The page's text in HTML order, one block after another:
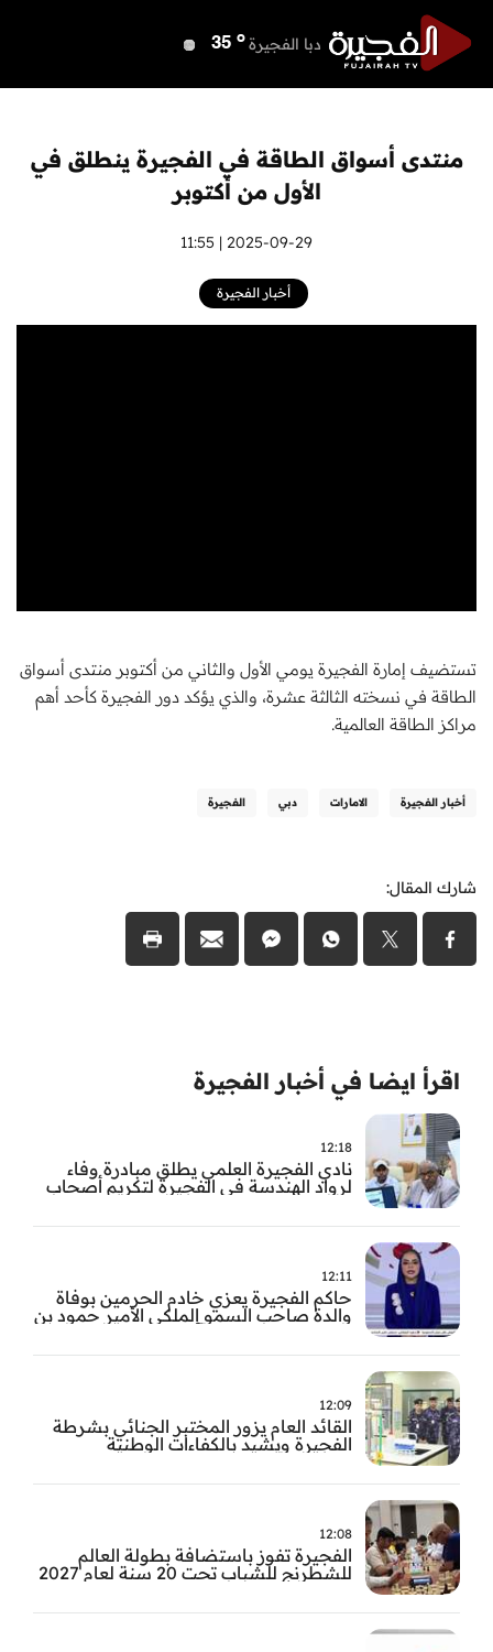
دبا الفجيرة 35 o
عجمان
أم القيوين 37 o
راس الخيمةo
الفجيرة 34 o
منتدى أسواق الطاقة في الفجيرة ينطلق في
الأول من أكتوبر
2025-09-29 | 11:55
أخبار الفجيرة
تستضيف إمارة الفجيرة يومي الأول والثاني من أكتوبر منتدى أسواق
الطاقة في نسخته الثالثة عشرة، والذي يؤكد دور الفجيرة كأحد أهم
مراكز الطاقة العالمية.
أخبار الفجيرة الامارات دبي الفجيرة
شارك المقال:
اقرأ ايضا في أخبار الفجيرة
12:18
نادي الفجيرة العلمي يطلق مبادرة وفاء
لرواد الهندسة في الفجيرة لتكريم أصحاب
12:11
حاكم الفجيرة يعزي خادم الحرمين بوفاة
والدة صاحب السمو الملكي الأمير حمود بن
12:09
القائد العام يزور المختبر الجنائي بشرطة
الفجيرة ويشيد بالكفاءات الوطنية
12:08
الفجيرة تفوز باستضافة بطولة العالم
للشطرنج للشباب تحت 20 سنة لعام 2027